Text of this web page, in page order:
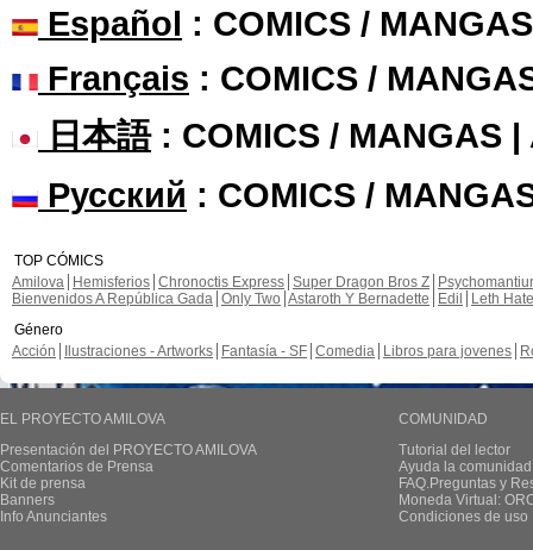
Español : COMICS /
Français : COMICS /
日本語: COMICS / MANGAS |
Русский : COMICS /
TOP CÓMICS
Amilova
Hemisferios Chronoctis Express Super Dragon Bros Z
Bienvenidos A República Gada Only Two Astaroth Y Bernadette Edil
Leth Hate
Género
Acción
Ilustraciones - Artworks Fantasía - SF Comedia Libros para jovenes
EL PROYECTO AMILOVA
Presentación del PROYECTO AMILOVA
Comentarios de Prensa
Kit de prensa
Banners
Info Anunciantes
COMUNIDAD
Tutorial del lector
Ayuda la
FAQ.Preguntas y
Moneda Virtual:
Condiciones de uso